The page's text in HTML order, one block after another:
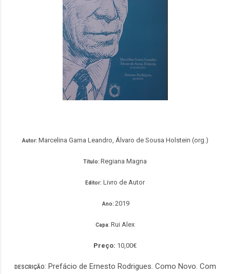
Autor: Marcelina Gama Leandro, Álvaro de Sousa Holstein (org.)
Título: Regiana Magna
Editor: Livro de Autor
Ano: 2019
Capa: Rui Alex
Preço: 10,00€
DESCRIÇÃO: Prefácio de Ernesto Rodrigues. Como Novo. Com